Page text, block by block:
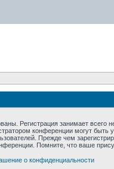
Регистрация занимает всего
конференции могут быть
Прежде чем
Помните, что ваше
о конфиденциальности